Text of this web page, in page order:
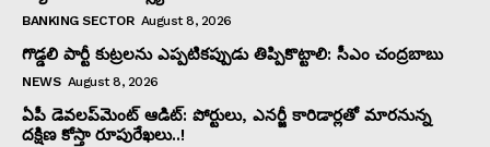
BANKING SECTOR August 8, 2026
గొడ్డలి పార్టీ కుట్రలను ఎప్పటికప్పుడు తిప్పికొట్టాలి: సీఎం చంద్రబాబు
NEWS August 8, 2026
ఏపీ డెవలప్‌మెంట్ ఆడిట్: పోర్టులు, ఎనర్జీ కారిడార్లతో మారనున్న
దక్షిణ కోస్తా రూపురేఖలు..!